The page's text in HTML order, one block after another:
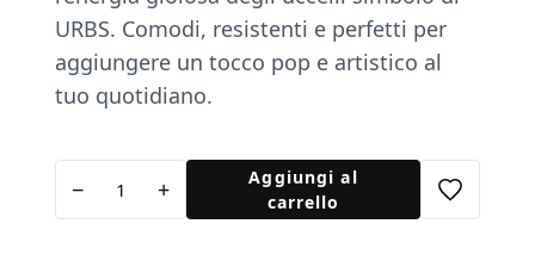
URBS. Comodi, resistenti e perfetti per
aggiungere un tocco pop e artistico al
tuo quotidiano.
− +
Aggiungi al
carrello